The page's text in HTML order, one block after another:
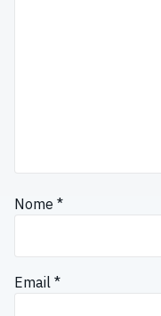
Nome *
Email *